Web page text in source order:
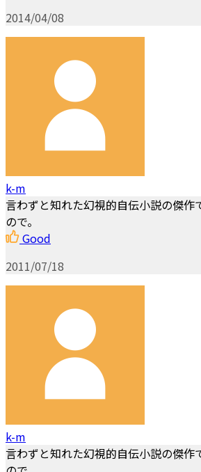
2014/04/08
k-m
言わずと知れた幻視的自伝小説の傑作
ので。
Good
2011/07/18
k-m
言わずと知れた幻視的自伝小説の傑作